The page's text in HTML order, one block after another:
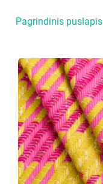
Pagrindinis puslapis